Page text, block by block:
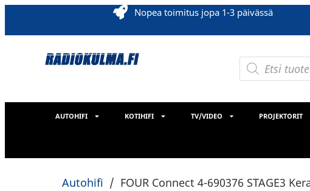
Nopea toimitus jopa 1-3 päivässä
AUTOHIFI KOTIHIFI TV/VIDEO PROJEKTORIT
Autohifi / FOUR Connect 4-690376 STAGE3